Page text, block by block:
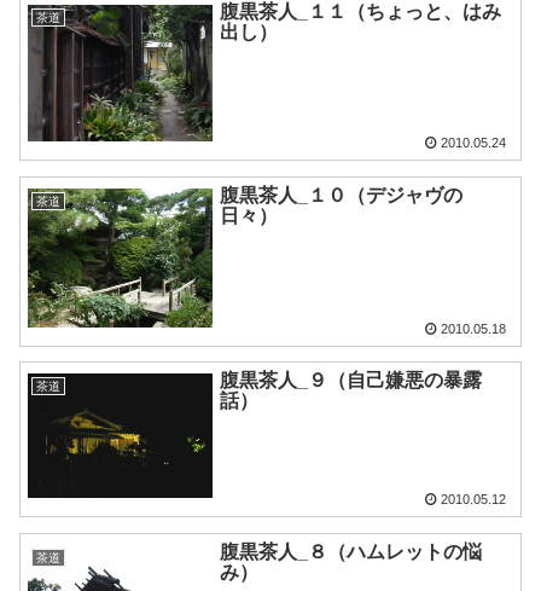
茶道
腹黒茶人_１１（ちょっと、はみ
出し）
2010.05.24
茶道
腹黒茶人_１０（デジャヴの
日々）
2010.05.18
茶道
腹黒茶人_９（自己嫌悪の暴露
話）
2010.05.12
茶道
腹黒茶人_８（ハムレットの悩
み）